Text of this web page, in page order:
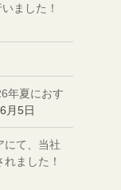
ました！
年夏におす
月5日
にて、当社
ました！